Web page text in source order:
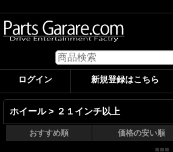
ログイン 新規登録はこちら
ホイール > ２１インチ以上
おすすめ順 価格の安い順